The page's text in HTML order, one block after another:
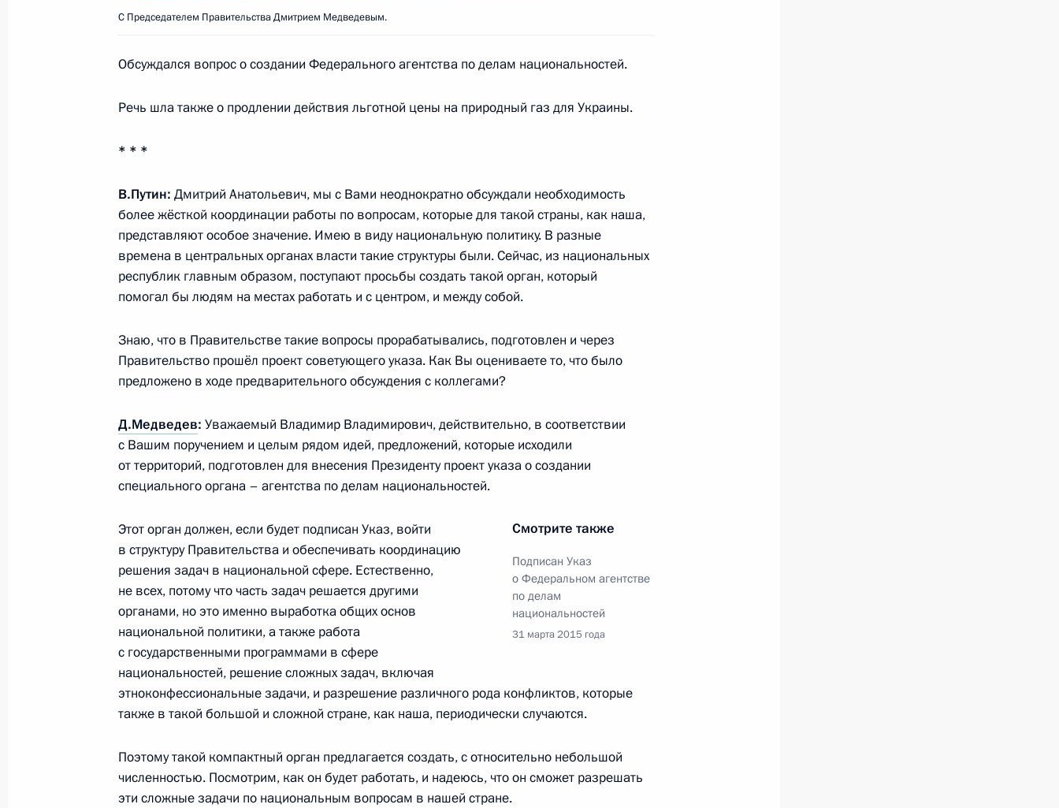
специальных программ Президента
Подписан Указ о назначении руководителя Службы
6 апреля 2015 года, понедельник
Встреча с ветеранами Великой Отечественной войны
и участниками Поискового движения России
Указы о присвоении звания «Город воинской славы» Старой
6 апреля 2015 года, 17:15
Митиным
6 апреля 2015 года, 16:30 Старая Русса
Открытие всероссийской акции «Вахта памяти»
6 апреля 2015 года, 15:45 Новгородская область
Телефонный разговор с Президентом Южной Осетии Леонидом
Тибиловым
С Председателем Правительства Дмитрием Медведевым.
Обсуждался вопрос о создании Федерального агентства по делам национальностей.
Речь шла также о продлении действия льготной цены на природный газ для Украины.
* * *
В.Путин: Дмитрий Анатольевич, мы с Вами неоднократно обсуждали необходимость
более жёсткой координации работы по вопросам, которые для такой страны, как наша,
представляют особое значение. Имею в виду национальную политику. В разные
времена в центральных органах власти такие структуры были. Сейчас, из национальных
республик главным образом, поступают просьбы создать такой орган, который
помогал бы людям на местах работать и с центром, и между собой.
Знаю, что в Правительстве такие вопросы прорабатывались, подготовлен и через
Правительство прошёл проект советующего указа. Как Вы оцениваете то, что было
предложено в ходе предварительного обсуждения с коллегами?
Д.Медведев: Уважаемый Владимир Владимирович, действительно, в соответствии
с Вашим поручением и целым рядом идей, предложений, которые исходили
от территорий, подготовлен для внесения Президенту проект указа о создании
специального органа – агентства по делам национальностей.
Смотрите также
Подписан Указ
о Федеральном агентстве
по делам
национальностей
31 марта 2015 года
Этот орган должен, если будет подписан Указ, войти
в структуру Правительства и обеспечивать координацию
решения задач в национальной сфере. Естественно,
не всех, потому что часть задач решается другими
органами, но это именно выработка общих основ
национальной политики, а также работа
с государственными программами в сфере
национальностей, решение сложных задач, включая
этноконфессиональные задачи, и разрешение различного рода конфликтов, которые
также в такой большой и сложной стране, как наша, периодически случаются.
Поэтому такой компактный орган предлагается создать, с относительно небольшой
численностью. Посмотрим, как он будет работать, и надеюсь, что он сможет разрешать
эти сложные задачи по национальным вопросам в нашей стране.